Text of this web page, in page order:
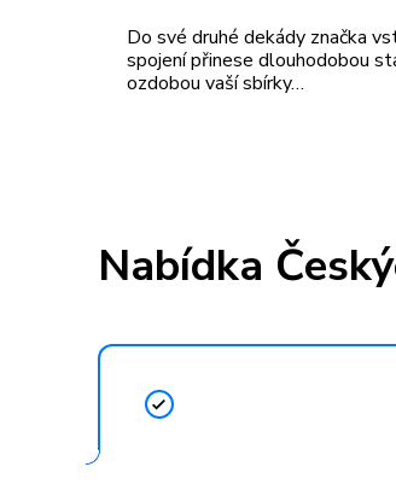
Do své druhé dekády značka
spojení přinese dlouhodobou
ozdobou vaší sbírky…
Nabídka